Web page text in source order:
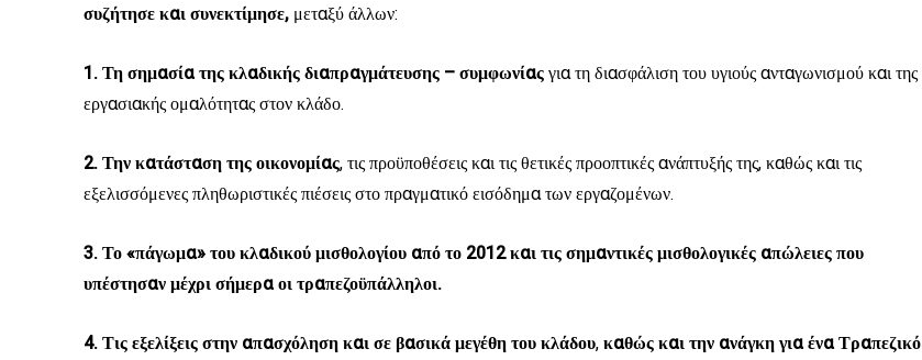
συζήτησε και συνεκτίμησε, μεταξύ άλλων:
1.Τη σημασία της κλαδικής διαπραγμάτευσης – συμφωνίαςγια τη διασφάλιση του υγιούς ανταγωνισμού και της
εργασιακής ομαλότητας στον κλάδο.
2. Την κατάσταση της οικονομίας, τις προϋποθέσεις και τις θετικές προοπτικές ανάπτυξής της, καθώς και τις
εξελισσόμενες πληθωριστικές πιέσεις στο πραγματικό εισόδημα των εργαζομένων.
3. Το «πάγωμα» του κλαδικού μισθολογίου από το 2012 και τις σημαντικές μισθολογικές απώλειες που
υπέστησαν μέχρι σήμερα οι τραπεζοϋπάλληλοι.
4.Τις εξελίξεις στην απασχόληση και σε βασικά μεγέθη του κλάδου,καθώς και την ανάγκη για ένα Τραπεζικό